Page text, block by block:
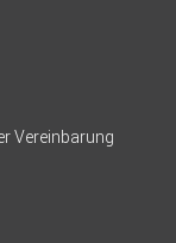
Vereinbarung